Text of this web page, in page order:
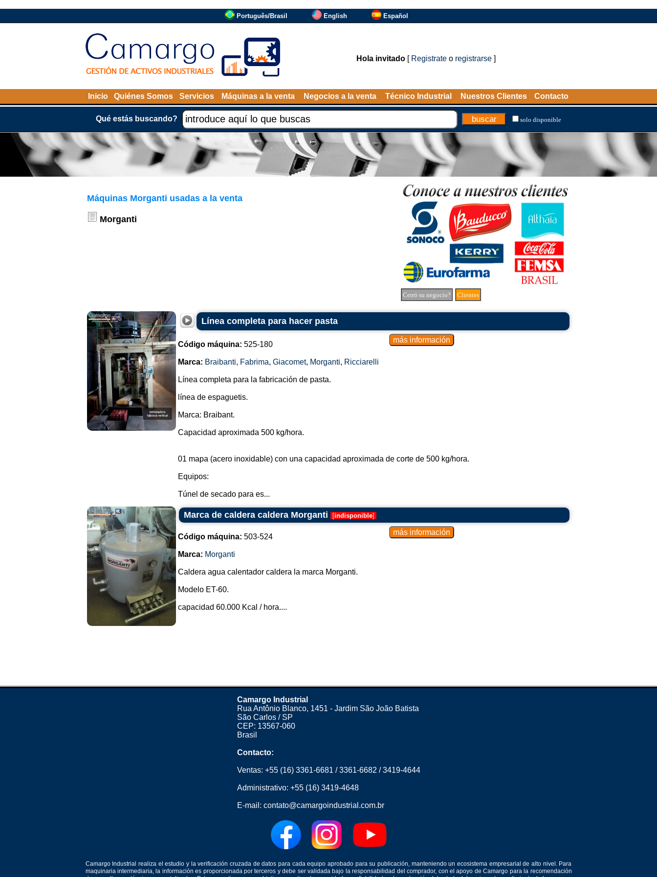
Português/Brasil English Español
Hola invitado[ Registrateo registrarse]
Inicio Quiénes Somos Servicios Máquinas a la venta Negocios a la venta Técnico Industrial Nuestros Clientes Contacto
Qué estás buscando? solo disponible
Máquinas Morganti usadas a la venta
Morganti
Cerró su negocio? Clientes
Línea completa para hacer pasta
Código máquina: 525-180
Marca: Braibanti, Fabrima, Giacomet, Morganti, Ricciarelli
Línea completa para la fabricación de pasta.
línea de espaguetis.
Marca: Braibant.
Capacidad aproximada 500 kg/hora.
01 mapa (acero inoxidable) con una capacidad aproximada de corte de 500 kg/hora.
Equipos:
Túnel de secado para es...
Marca de caldera caldera Morganti [indisponible]
Código máquina: 503-524
Marca: Morganti
Caldera agua calentador caldera la marca Morganti.
Modelo ET-60.
capacidad 60.000 Kcal / hora....
Camargo Industrial
Rua Antônio Blanco, 1451 - Jardim São João Batista
São Carlos / SP
CEP: 13567-060
Brasil
Contacto:
Ventas: +55 (16) 3361-6681 /3361-6682 /3419-4644
Administrativo: +55 (16) 3419-4648
E-mail: contato@camargoindustrial.com.br
Camargo Industrial realiza el estudio y la verificación cruzada de datos para cada equipo aprobado para su publicación, manteniendo un ecosistema empresarial de alto nivel. Para
maquinaria intermediaria, la información es proporcionada por terceros y debe ser validada bajo la responsabilidad del comprador, con el apoyo de Camargo para la recomendación